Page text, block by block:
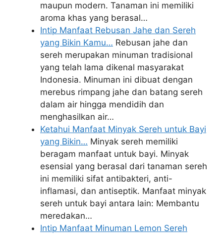
maupun modern. Tanaman ini memiliki
aroma khas yang berasal…
Intip Manfaat Rebusan Jahe dan Sereh
yang Bikin Kamu… Rebusan jahe dan
sereh merupakan minuman tradisional
yang telah lama dikenal masyarakat
Indonesia. Minuman ini dibuat dengan
merebus rimpang jahe dan batang sereh
dalam air hingga mendidih dan
menghasilkan air…
Ketahui Manfaat Minyak Sereh untuk Bayi
yang Bikin… Minyak sereh memiliki
beragam manfaat untuk bayi. Minyak
esensial yang berasal dari tanaman sereh
ini memiliki sifat antibakteri, anti-
inflamasi, dan antiseptik. Manfaat minyak
sereh untuk bayi antara lain: Membantu
meredakan…
Intip Manfaat Minuman Lemon Sereh